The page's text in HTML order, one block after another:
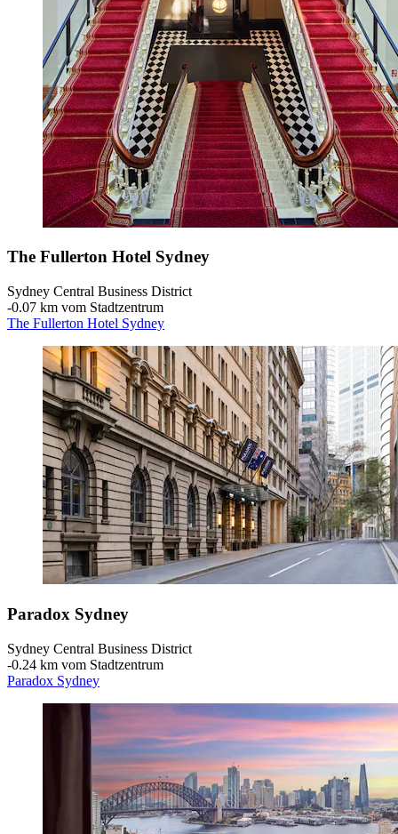
The Fullerton Hotel Sydney
Sydney Central Business District
‐0.07 km vom Stadtzentrum
The Fullerton Hotel Sydney
Paradox Sydney
Sydney Central Business District
‐0.24 km vom Stadtzentrum
Paradox Sydney